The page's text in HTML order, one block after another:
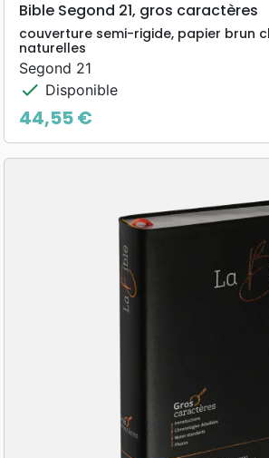
Bible Segond 21, gros caractères
couverture semi-rigide, papier brun
naturelles
Segond 21
check Disponible
Prix
44,55 €